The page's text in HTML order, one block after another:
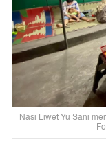
Nasi Liwet Yu Sani